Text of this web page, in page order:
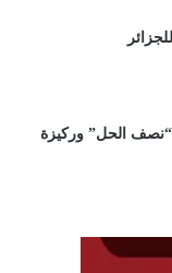
“نصف الحل” وركيزة